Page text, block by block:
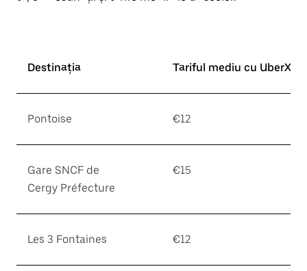
Destinația Tariful mediu cu UberX*
Pontoise €12
Gare SNCF de
Cergy Préfecture
€15
Les 3 Fontaines €12